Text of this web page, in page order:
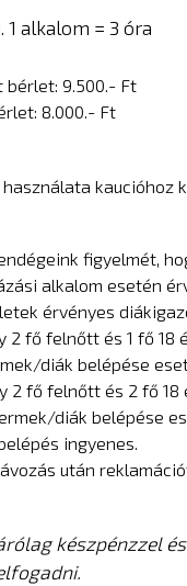
1 alkalom = 3 óra
bérlet: 9.500.- Ft
8.000.- Ft
kaucióhoz
figyelmét,
alkalom esetén
érvényes
2 fő felnőtt és 1 fő
diák belépése
2 fő felnőtt és 2 fő
diák belépése
ingyenes.
után
készpénzzel